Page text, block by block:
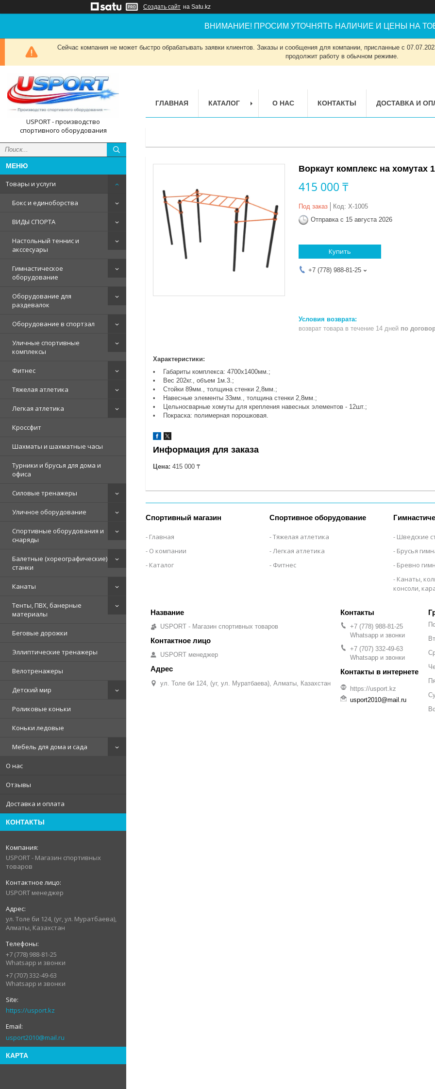
Создать сайт на Satu.kz
ВНИМАНИЕ! ПРОСИМ УТОЧНЯТЬ НАЛИЧИЕ И ЦЕНЫ НА
Сейчас компания не может быстро обрабатывать заявки клиентов. Заказы и сообщения для компании, присланные с
продолжит работу в обычном режиме.
USPORT - производство
спортивного оборудования
Товары и услуги
Бокс и единоборства
ВИДЫ СПОРТА
Настольный теннис и
акссесуары
Гимнастическое
оборудование
Оборудование для
раздевалок
Оборудование в спортзал
Уличные спортивные
комплексы
Фитнес
Тяжелая атлетика
Легкая атлетика
Кроссфит
Шахматы и шахматные часы
Турники и брусья для дома и
офиса
Силовые тренажеры
Уличное оборудование
Спортивные оборудования и
снаряды
Балетные (хореографические)
станки
Канаты
Тенты, ПВХ, банерные
материалы
Беговые дорожки
Эллиптические тренажеры
Велотренажеры
Детский мир
Роликовые коньки
Коньки ледовые
Мебель для дома и сада
О нас
Отзывы
Доставка и оплата
КОНТАКТЫ
USPORT - Магазин спортивных
товаров
USPORT менеджер
ул. Толе би 124, (уг, ул. Муратбаева),
Алматы, Казахстан
+7 (778) 988-81-25
Whatsapp и звонки
+7 (707) 332-49-63
Whatsapp и звонки
https://usport.kz
usport2010@mail.ru
КАРТА
ГЛАВНАЯ КАТАЛОГ О НАС КОНТАКТЫ ДОСТАВКА И
Воркаут комплекс на хомутах
415 000 ₸
Под заказ Код: Х-1005
Отправка с 15 августа 2026
Купить
+7 (778) 988-81-25
возврат товара в течение 14 дней по
Характеристики:
• Габариты комплекса: 4700х1400мм.;
• Вес 202кг., объем 1м.3.;
• Стойки 89мм., толщина стенки 2,8мм.;
• Навесные элементы 33мм., толщина стенки 2,8мм.;
• Цельносварные хомуты для крепления навесных элементов - 12шт.;
• Покраска: полимерная порошковая.
Информация для заказа
Цена: 415 000 ₸
Спортивный магазин
Главная
О компании
Каталог
Спортивное оборудование
Тяжелая атлетика
Легкая атлетика
Фитнес
Шведские
Брусья
Бревно
Канаты,
консоли,
USPORT - Магазин спортивных товаров
USPORT менеджер
ул. Толе би 124, (уг, ул. Муратбаева), Алматы, Казахстан
+7 (778) 988-81-25
Whatsapp и звонки
+7 (707) 332-49-63
Whatsapp и звонки
https://usport.kz
usport2010@mail.ru